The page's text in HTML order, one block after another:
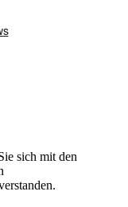
sich mit den